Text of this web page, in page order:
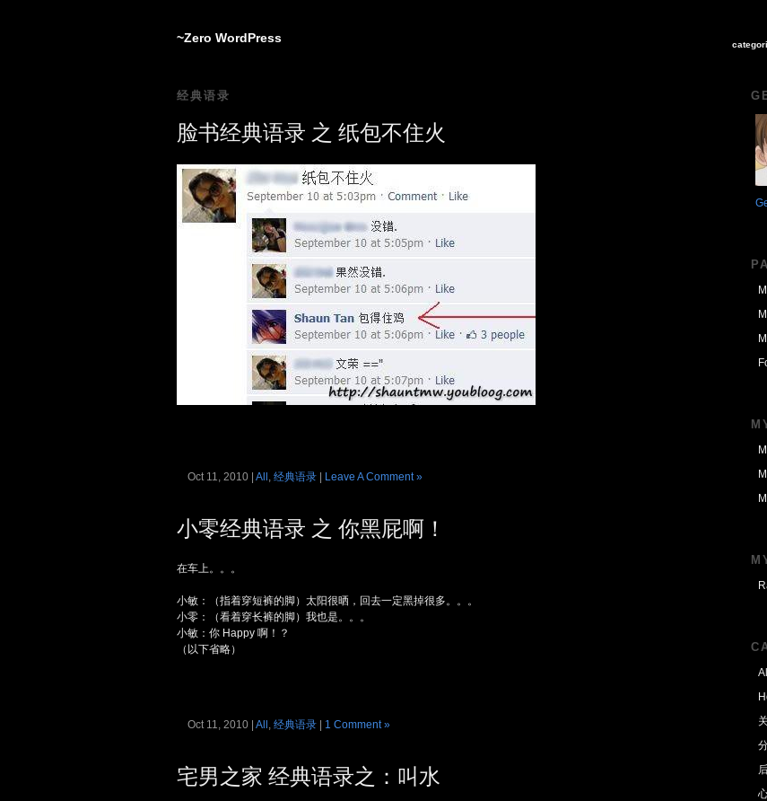
~Zero WordPress
经典语录
脸书经典语录 之 纸包不住火
Oct 11, 2010 | All , 经典语录 Leave A Comment »
小零经典语录 之 你黑屁啊！
在车上。。。
小敏：（指着穿短裤的脚）太阳很晒，回去一定黑掉很多。。。
小零：（看着穿长裤的脚）我也是。。。
小敏：你 Happy 啊！？
（以下省略）
Oct 11, 2010 | All , 经典语录 1 Comment »
宅男之家 经典语录之：叫水